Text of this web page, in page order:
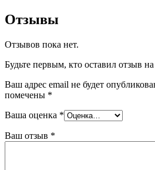
Отзывы
Отзывов пока нет.
Будьте первым, кто оставил отзыв
Ваш адрес email не будет
помечены *
Ваша оценка *
Ваш отзыв *